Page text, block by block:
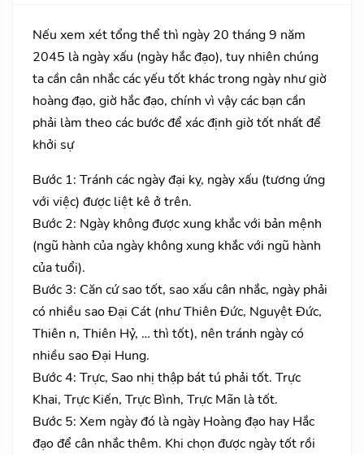
Nếu xem xét tổng thể thì ngày 20 tháng 9 năm
2045 là ngày xấu (ngày hắc đạo), tuy nhiên chúng
ta cần cân nhắc các yếu tốt khác trong ngày như giờ
hoàng đạo, giờ hắc đạo, chính vì vậy các bạn cần
phải làm theo các bước để xác định giờ tốt nhất để
khởi sự
Bước 1: Tránh các ngày đại kỵ, ngày xấu (tương ứng
với việc) được liệt kê ở trên.
Bước 2: Ngày không được xung khắc với bản mệnh
(ngũ hành của ngày không xung khắc với ngũ hành
của tuổi).
Bước 3: Căn cứ sao tốt, sao xấu cân nhắc, ngày phải
có nhiều sao Đại Cát (như Thiên Đức, Nguyệt Đức,
Thiên n, Thiên Hỷ, … thì tốt), nên tránh ngày có
nhiều sao Đại Hung.
Bước 4: Trực, Sao nhị thập bát tú phải tốt. Trực
Khai, Trực Kiến, Trực Bình, Trực Mãn là tốt.
Bước 5: Xem ngày đó là ngày Hoàng đạo hay Hắc
đạo để cân nhắc thêm. Khi chọn được ngày tốt rồi